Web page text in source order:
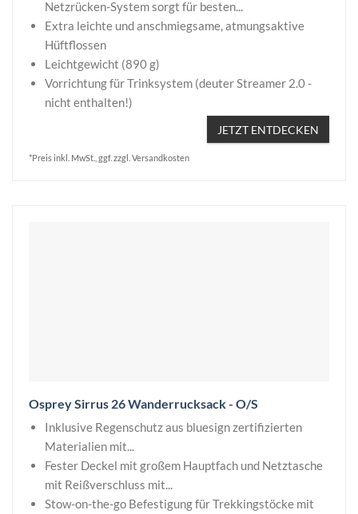
Netzrücken-System sorgt für besten...
Extra leichte und anschmiegsame, atmungsaktive
Hüftflossen
Leichtgewicht (890 g)
Vorrichtung für Trinksystem (deuter Streamer 2.0 -
nicht enthalten!)
JETZT ENTDECKEN
*Preis inkl. MwSt., ggf. zzgl. Versandkosten
Osprey Sirrus 26 Wanderrucksack - O/S
Inklusive Regenschutz aus bluesign zertifizierten
Materialien mit...
Fester Deckel mit großem Hauptfach und Netztasche
mit Reißverschluss mit...
Stow-on-the-go Befestigung für Trekkingstöcke mit